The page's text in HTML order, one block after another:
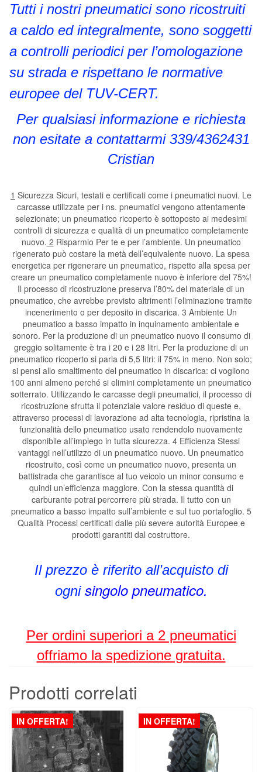
Tutti i nostri pneumatici sono ricostruiti
a caldo ed integralmente, sono soggetti
a controlli periodici per l’omologazione
su strada e rispettano le normative
europee del TUV-CERT.
Per qualsiasi informazione e richiesta
non esitate a contattarmi 339/4362431
Cristian
1 Sicurezza Sicuri, testati e certificati come i pneumatici nuovi. Le
carcasse utilizzate per i ns. pneumatici vengono attentamente
selezionate; un pneumatico ricoperto è sottoposto ai medesimi
controlli di sicurezza e qualità di un pneumatico completamente
nuovo. 2 Risparmio Per te e per l’ambiente. Un pneumatico
rigenerato può costare la metà dell’equivalente nuovo. La spesa
energetica per rigenerare un pneumatico, rispetto alla spesa per
creare un pneumatico completamente nuovo è inferiore del 75%!
Il processo di ricostruzione preserva l’80% del materiale di un
pneumatico, che avrebbe previsto altrimenti l’eliminazione tramite
incenerimento o per deposito in discarica. 3 Ambiente Un
pneumatico a basso impatto in inquinamento ambientale e
sonoro. Per la produzione di un pneumatico nuovo il consumo di
greggio solitamente è tra i 20 e i 28 litri. Per la produzione di un
pneumatico ricoperto si parla di 5,5 litri: il 75% in meno. Non solo;
si pensi allo smaltimento del pneumatico in discarica: ci vogliono
100 anni almeno perché si elimini completamente un pneumatico
sotterrato. Utilizzando le carcasse degli pneumatici, il processo di
ricostruzione sfrutta il potenziale valore residuo di queste e,
attraverso processi di lavorazione ad alta tecnologia, ripristina la
funzionalità dello pneumatico usato rendendolo nuovamente
disponibile all’impiego in tutta sicurezza. 4 Efficienza Stessi
vantaggi nell’utilizzo di un pneumatico nuovo. Un pneumatico
ricostruito, così come un pneumatico nuovo, presenta un
battistrada che garantisce al tuo veicolo un minor consumo e
quindi un’efficienza maggiore. Con la stessa quantità di
carburante potrai percorrere più strada. Il tutto con un
pneumatico a basso impatto sull’ambiente e sul tuo portafoglio. 5
Qualità Processi certificati dalle più severe autorità Europee e
prodotti garantiti dal costruttore.
Il prezzo è riferito all’acquisto di
ognisingolo pneumatico.
Per ordini superiori a 2 pneumatici
offriamo la spedizione gratuita.
Prodotti correlati
IN OFFERTA! IN OFFERTA!